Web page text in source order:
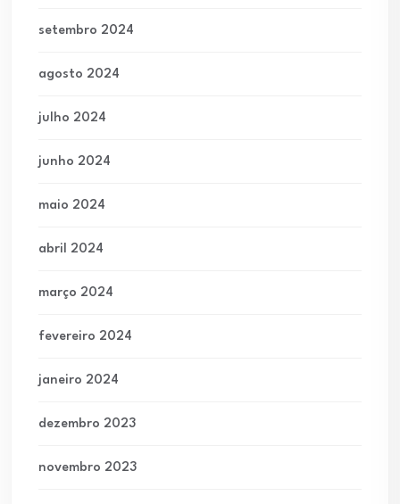
setembro 2024
agosto 2024
julho 2024
junho 2024
maio 2024
abril 2024
março 2024
fevereiro 2024
janeiro 2024
dezembro 2023
novembro 2023